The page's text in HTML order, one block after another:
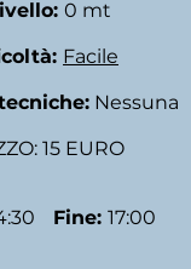
0 mt
Facile
Nessuna
15 EURO
Fine: 17:00